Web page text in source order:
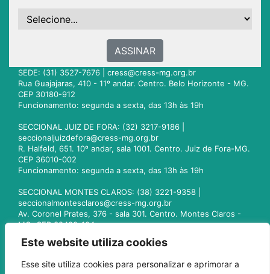
Este website utiliza cookies
Esse site utiliza cookies para personalizar e aprimorar a
ASSINAR
SEDE: (31) 3527-7676 | cress@cress-mg.org.br
Rua Guajajaras, 410 - 11º andar. Centro. Belo Horizonte - MG.
CEP 30180-912
Funcionamento: segunda a sexta, das 13h às 19h
SECCIONAL JUIZ DE FORA: (32) 3217-9186 |
seccionaljuizdefora@cress-mg.org.br
R. Halfeld, 651. 10º andar, sala 1001. Centro. Juiz de Fora-MG.
CEP 36010-002
Funcionamento: segunda a sexta, das 13h às 19h
SECCIONAL MONTES CLAROS: (38) 3221-9358 |
seccionalmontesclaros@cress-mg.org.br
Av. Coronel Prates, 376 - sala 301. Centro. Montes Claros -
MG. CEP 39400-104
seccionaluberlandia@cress-mg.org.br